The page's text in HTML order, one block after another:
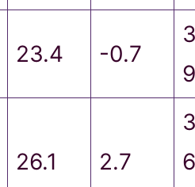
23.4 -0.7
26.1 2.7